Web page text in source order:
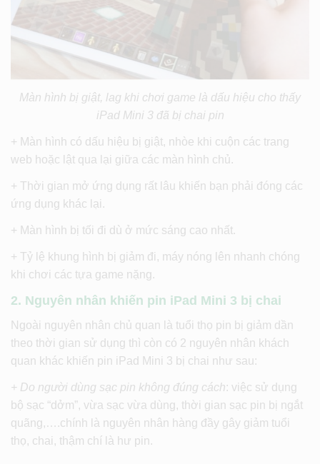
Màn hình bị giật, lag khi chơi game là dấu hiệu cho thấy
iPad Mini 3 đã bị chai pin
+ Màn hình có dấu hiệu bị giật, nhòe khi cuộn các trang
web hoặc lật qua lại giữa các màn hình chủ.
+ Thời gian mở ứng dụng rất lâu khiến bạn phải đóng các
ứng dụng khác lại.
+ Màn hình bị tối đi dù ở mức sáng cao nhất.
+ Tỷ lệ khung hình bị giảm đi, máy nóng lên nhanh chóng
khi chơi các tựa game nặng.
2. Nguyên nhân khiến pin iPad Mini 3 bị chai
Ngoài nguyên nhân chủ quan là tuổi thọ pin bị giảm dần
theo thời gian sử dụng thì còn có 2 nguyên nhân khách
quan khác khiến pin iPad Mini 3 bị chai như sau:
+ Do người dùng sạc pin không đúng cách: việc sử dụng
bộ sạc “dởm”, vừa sạc vừa dùng, thời gian sạc pin bị ngắt
quãng,….chính là nguyên nhân hàng đầy gây giảm tuổi
thọ, chai, thậm chí là hư pin.